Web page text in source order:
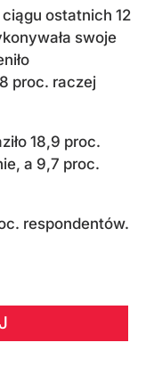
ostatnich 12
swoje
proc. raczej
18,9 proc.
a 9,7 proc.
respondentów.